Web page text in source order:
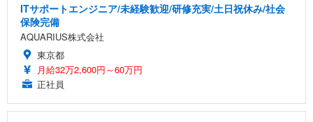
ITサポートエンジニア/未経験歓迎/研修充実/土日祝休み/社会
保険完備
AQUARIUS株式会社
東京都
月給32万2,600円～60万円
正社員